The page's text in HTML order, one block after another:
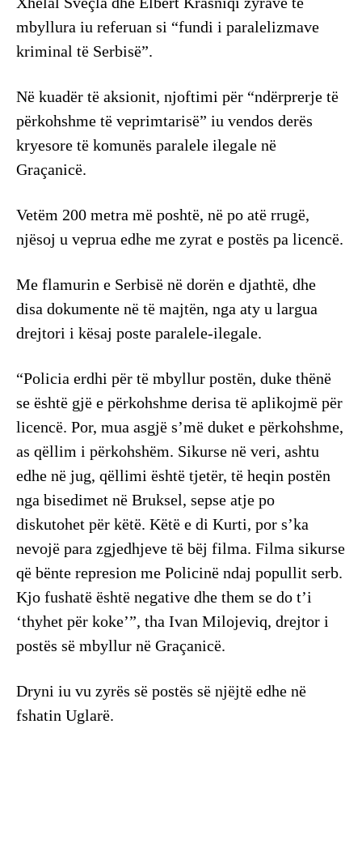
mbyllura iu referuan si “fundi i paralelizmave
kriminal të Serbisë”.
Në kuadër të aksionit, njoftimi për “ndërprerje të
përkohshme të veprimtarisë” iu vendos derës
kryesore të komunës paralele ilegale në
Graçanicë.
Vetëm 200 metra më poshtë, në po atë rrugë,
njësoj u veprua edhe me zyrat e postës pa licencë.
Me flamurin e Serbisë në dorën e djathtë, dhe
disa dokumente në të majtën, nga aty u largua
drejtori i kësaj poste paralele-ilegale.
“Policia erdhi për të mbyllur postën, duke thënë
se është gjë e përkohshme derisa të aplikojmë për
licencë. Por, mua asgjë s’më duket e përkohshme,
as qëllim i përkohshëm. Sikurse në veri, ashtu
edhe në jug, qëllimi është tjetër, të heqin postën
nga bisedimet në Bruksel, sepse atje po
diskutohet për këtë. Këtë e di Kurti, por s’ka
nevojë para zgjedhjeve të bëj filma. Filma sikurse
që bënte represion me Policinë ndaj popullit serb.
Kjo fushatë është negative dhe them se do t’i
‘thyhet për koke’”, tha Ivan Milojeviq, drejtor i
postës së mbyllur në Graçanicë.
Dryni iu vu zyrës së postës së njëjtë edhe në
fshatin Uglarë.